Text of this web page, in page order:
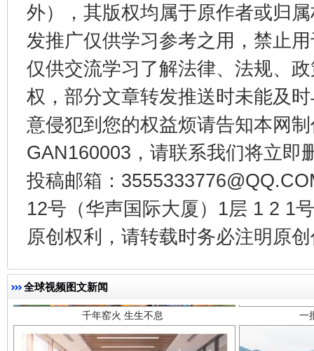
外），其版权均属于原作者或归
发推广仅供学习参考之用，禁止
仅供交流学习了解法律、法规、
权，部分文章转发推送时未能及
意侵犯到您的权益烦请告知本网
GAN160003，请联系我们将立即
投稿邮箱：
12号（华声国际大厦）1层 1 2 1
原创权利，请转载时务必注明原
全球视频图文新闻
东山县通报“牛蛙产品抗生素超标问题” 法
千年窑火 生生不息 一